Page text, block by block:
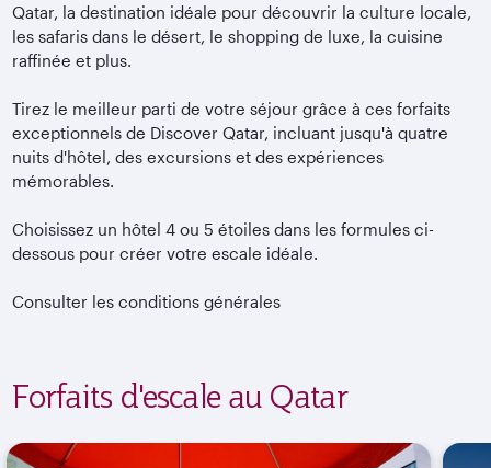
Qatar, la destination idéale pour découvrir la culture locale,
les safaris dans le désert, le shopping de luxe, la cuisine
raffinée et plus.
Tirez le meilleur parti de votre séjour grâce à ces forfaits
exceptionnels de Discover Qatar, incluant jusqu'à quatre
nuits d'hôtel, des excursions et des expériences
mémorables.
Choisissez un hôtel 4 ou 5 étoiles dans les formules ci-
dessous pour créer votre escale idéale.
Consulter les conditions générales
Forfaits d'escale au Qatar